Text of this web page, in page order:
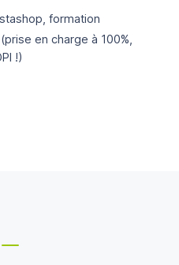
formation
en charge à 100%,
!)